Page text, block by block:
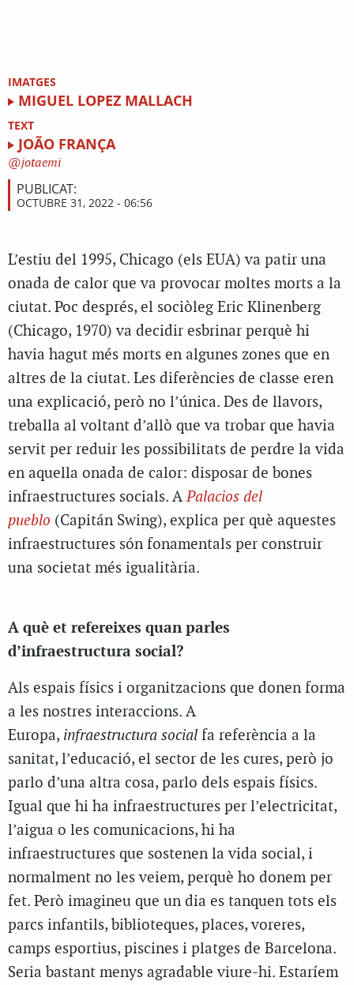
IMATGES
MIGUEL LOPEZ MALLACH
TEXT
JOÃO FRANÇA
jotaemi
PUBLICAT:
OCTUBRE 31, 2022 - 06:56
L’estiu del 1995, Chicago (els EUA) va patir una
onada de calor que va provocar moltes morts a la
ciutat. Poc després, el sociòleg Eric Klinenberg
(Chicago, 1970) va decidir esbrinar perquè hi
havia hagut més morts en algunes zones que en
altres de la ciutat. Les diferències de classe eren
una explicació, però no l’única. Des de llavors,
treballa al voltant d’allò que va trobar que havia
servit per reduir les possibilitats de perdre la vida
en aquella onada de calor: disposar de bones
infraestructures socials. APalacios del
pueblo (Capitán Swing), explica per què aquestes
infraestructures són fonamentals per construir
una societat més igualitària.
A què et refereixes quan parles
d’infraestructura social?
Als espais físics i organitzacions que donen forma
a les nostres interaccions. A
Europa, infraestructura social fa referència a la
sanitat, l’educació, el sector de les cures, però jo
parlo d’una altra cosa, parlo dels espais físics.
Igual que hi ha infraestructures per l’electricitat,
l’aigua o les comunicacions, hi ha
infraestructures que sostenen la vida social, i
normalment no les veiem, perquè ho donem per
fet. Però imagineu que un dia es tanquen tots els
parcs infantils, biblioteques, places, voreres,
camps esportius, piscines i platges de Barcelona.
Seria bastant menys agradable viure-hi. Estaríem